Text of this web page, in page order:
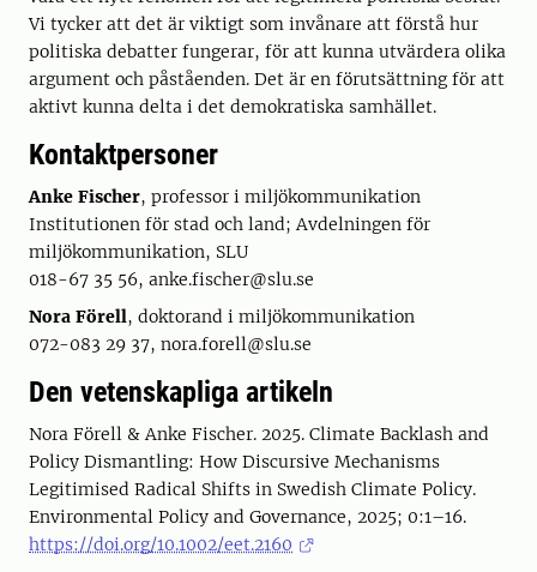
Vi tycker att det är viktigt som invånare att förstå hur
politiska debatter fungerar, för att kunna utvärdera olika
argument och påståenden. Det är en förutsättning för att
aktivt kunna delta i det demokratiska samhället.
Kontaktpersoner
Anke Fischer, professor i miljökommunikation
Institutionen för stad och land; Avdelningen för
miljökommunikation, SLU
018-67 35 56, anke.fischer@slu.se
Nora Förell, doktorand i miljökommunikation
072-083 29 37, nora.forell@slu.se
Den vetenskapliga artikeln
Nora Förell & Anke Fischer. 2025. Climate Backlash and
Policy Dismantling: How Discursive Mechanisms
Legitimised Radical Shifts in Swedish Climate Policy.
Environmental Policy and Governance, 2025; 0:1–16.
https://doi.org/10.1002/eet.2160